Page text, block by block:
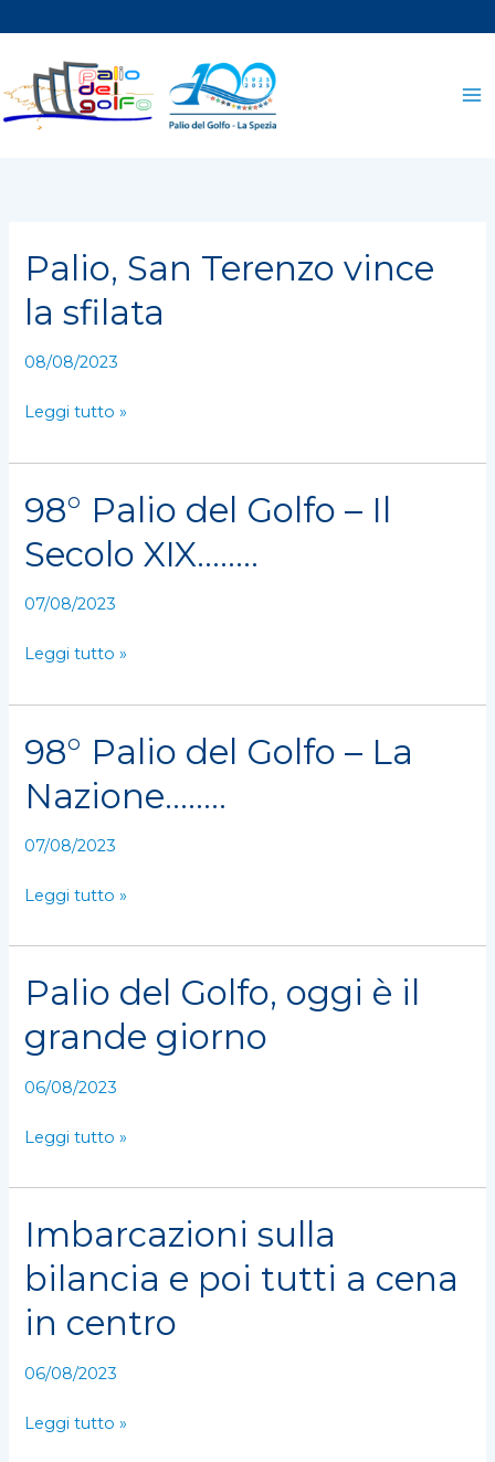
al
contenuto
Palio, San Terenzo vince
la sfilata
08/08/2023
Palio,
San
Terenzo
la
Leggi tutto »
98° Palio del Golfo – Il
Secolo XIX……..
07/08/2023
98°
Palio
del
–
Secolo
Leggi tutto »
98° Palio del Golfo – La
Nazione……..
07/08/2023
98°
Palio
del
–
Nazione……..
Leggi tutto »
Palio del Golfo, oggi è il
grande giorno
06/08/2023
Palio
del
Golfo,
è
grande
Leggi tutto »
Imbarcazioni sulla
bilancia e poi tutti a cena
in centro
06/08/2023
Imbarcazioni
sulla
bilancia
e
poi
a
Leggi tutto »